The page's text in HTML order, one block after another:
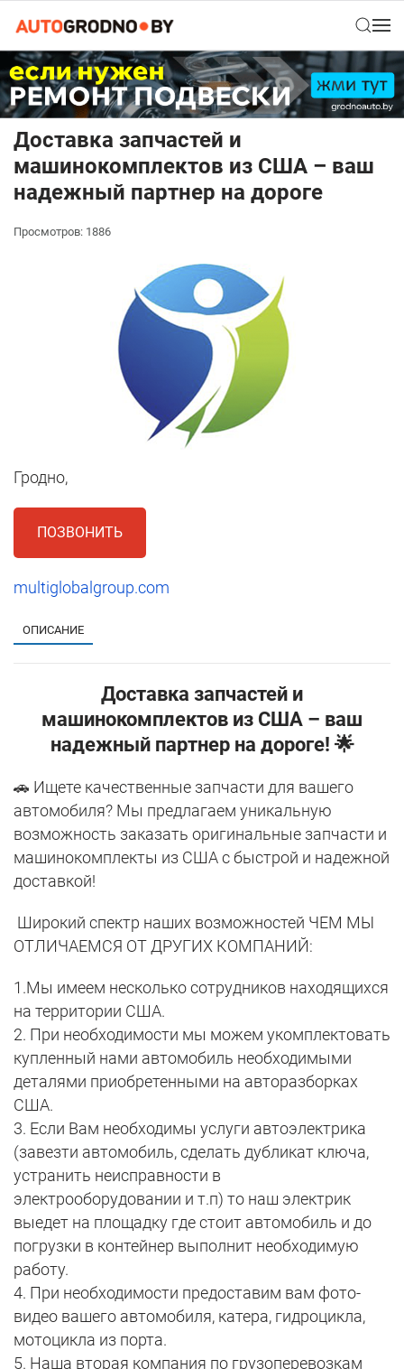
Доставка запчастей и
машинокомплектов из США – ваш
надежный партнер на дороге
Просмотров: 1886
Гродно,
ПОЗВОНИТЬ
multiglobalgroup.com
ОПИСАНИЕ
Доставка запчастей и
машинокомплектов из США – ваш
надежный партнер на дороге! 🌟
🚗 Ищете качественные запчасти для вашего
автомобиля? Мы предлагаем уникальную
возможность заказать оригинальные запчасти и
машинокомплекты из США с быстрой и надежной
доставкой!
Широкий спектр наших возможностей ЧЕМ МЫ
ОТЛИЧАЕМСЯ ОТ ДРУГИХ КОМПАНИЙ:
1.Мы имеем несколько сотрудников находящихся
на территории США.
2. При необходимости мы можем укомплектовать
купленный нами автомобиль необходимыми
деталями приобретенными на авторазборках
США.
3. Если Вам необходимы услуги автоэлектрика
(завезти автомобиль, сделать дубликат ключа,
устранить неисправности в
электрооборудовании и т.п) то наш электрик
выедет на площадку где стоит автомобиль и до
погрузки в контейнер выполнит необходимую
работу.
4. При необходимости предоставим вам фото-
видео вашего автомобиля, катера, гидроцикла,
мотоцикла из порта.
5. Наша вторая компания по грузоперевозкам